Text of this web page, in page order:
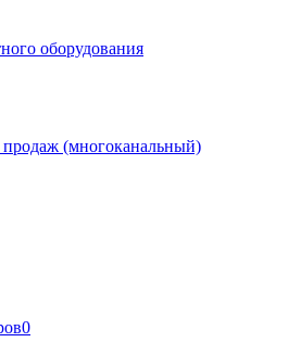
оборудования
(многоканальный)
0